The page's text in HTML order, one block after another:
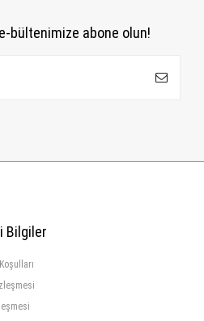
bültenimize abone olun!
Bilgiler